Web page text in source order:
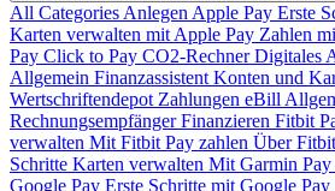
All Categories Anlegen Apple Pay Erste
Karten verwalten mit Apple Pay Zahlen
Pay Click to Pay CO2-RechnerDigitales
Allgemein Finanzassistent Konten und
Wertschriftendepot Zahlungen eBill
RechnungsempfängerFinanzieren Fitbit
verwalten Mit Fitbit Pay zahlen Über
Schritte Karten verwalten Mit Garmin Pay
Google Pay Erste Schritte mit Google Pay